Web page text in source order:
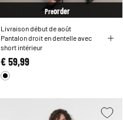
Preorder
Livraison début de août
Pantalon droit en dentelle avec
short intérieur
€ 59,99